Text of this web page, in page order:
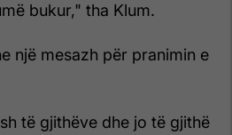
bukur," tha Klum.
një mesazh për pranimin e
të gjithëve dhe jo të gjithë